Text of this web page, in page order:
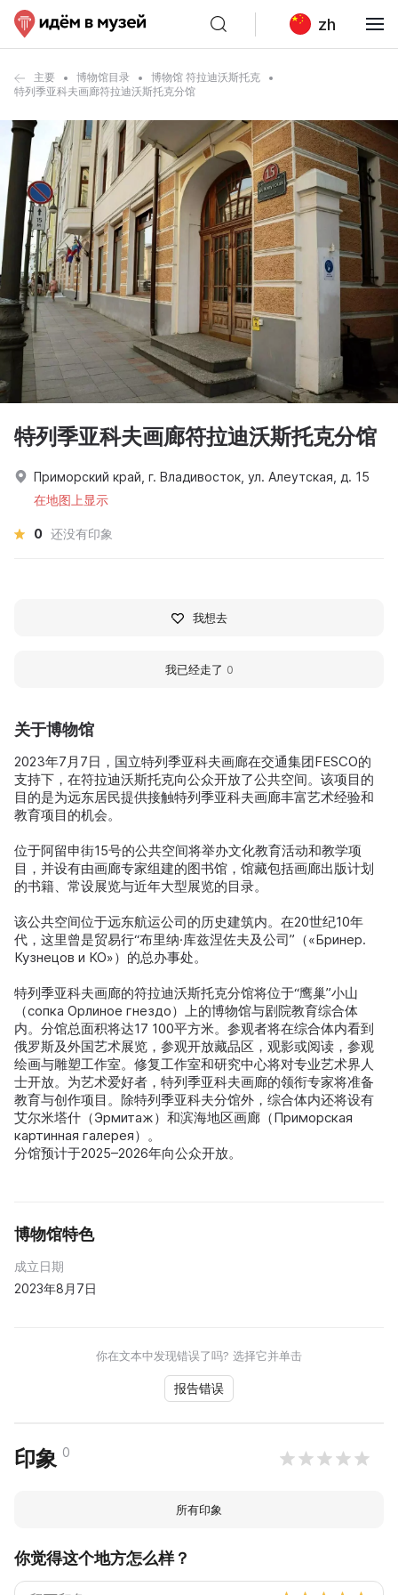
zh
主要 博物馆目录
博物馆 符拉迪沃斯托克
特列季亚科夫画廊符拉迪沃斯托克分馆
关于博物馆
2023年7月7日，国立特列季亚科夫画廊在交通集团FESCO的
支持下，在符拉迪沃斯托克向公众开放了公共空间。该项目的
目的是为远东居民提供接触特列季亚科夫画廊丰富艺术经验和
教育项目的机会。
位于阿留申街15号的公共空间将举办文化教育活动和教学项
目，并设有由画廊专家组建的图书馆，馆藏包括画廊出版计划
的书籍、常设展览与近年大型展览的目录。
该公共空间位于远东航运公司的历史建筑内。在20世纪10年
代，这里曾是贸易行“布里纳·库兹涅佐夫及公司”（«Бринер.
Кузнецов и КО»）的总办事处。
特列季亚科夫画廊的符拉迪沃斯托克分馆将位于“鹰巢”小山
（сопка Орлиное гнездо）上的博物馆与剧院教育综合体
内。分馆总面积将达17 100平方米。参观者将在综合体内看到
俄罗斯及外国艺术展览，参观开放藏品区，观影或阅读，参观
绘画与雕塑工作室。修复工作室和研究中心将对专业艺术界人
士开放。为艺术爱好者，特列季亚科夫画廊的领衔专家将准备
教育与创作项目。除特列季亚科夫分馆外，综合体内还将设有
艾尔米塔什（Эрмитаж）和滨海地区画廊（Приморская
картинная галерея）。
分馆预计于2025–2026年向公众开放。
博物馆特色
成立日期
2023年8月7日
你在文本中发现错误了吗? 选择它并单击
报告错误
印象 0
所有印象
你觉得这个地方怎么样？
特列季亚科夫画廊符拉迪沃斯托克分馆
Приморский край, г. Владивосток, ул. Алеутская, д. 15
在地图上显示
0 还没有印象
我想去
我已经走了 0